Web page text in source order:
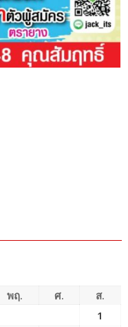
พฤ. ศ.
ส.
1